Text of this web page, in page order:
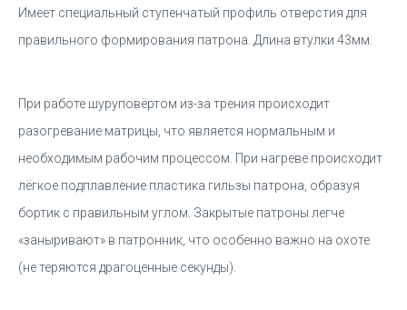
Имеет специальный ступенчатый профиль отверстия для
правильного формирования патрона. Длина втулки 43мм.
При работе шуруповёртом из-за трения происходит
разогревание матрицы, что является нормальным и
необходимым рабочим процессом. При нагреве происходит
лёгкое подплавление пластика гильзы патрона, образуя
бортик с правильным углом. Закрытые патроны легче
«заныривают» в патронник, что особенно важно на охоте
(не теряются драгоценные секунды).